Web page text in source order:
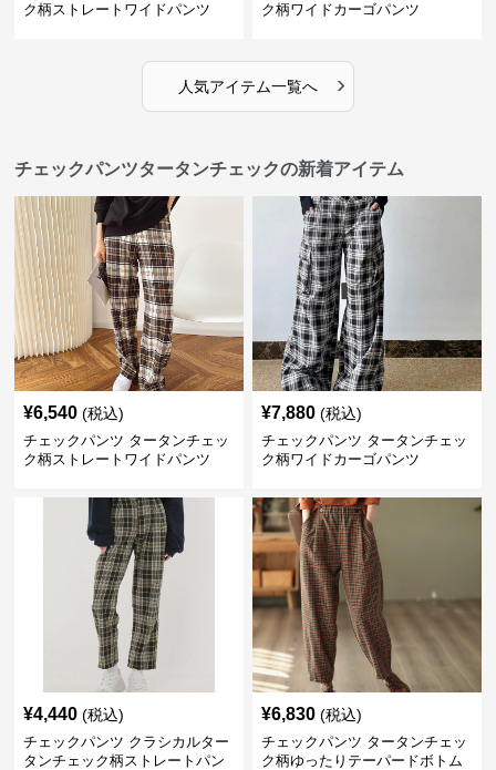
ク柄ストレートワイドパンツ
ク柄ワイドカーゴパンツ
人気アイテム一覧へ ›
チェックパンツタータンチェックの新着アイテム
¥6,540 (税込)
チェックパンツ タータンチェッ
ク柄ストレートワイドパンツ
¥7,880 (税込)
チェックパンツ タータンチェッ
ク柄ワイドカーゴパンツ
¥4,440 (税込)
チェックパンツ クラシカルター
タンチェック柄ストレートパン
¥6,830 (税込)
チェックパンツ タータンチェッ
ク柄ゆったりテーパードボトム